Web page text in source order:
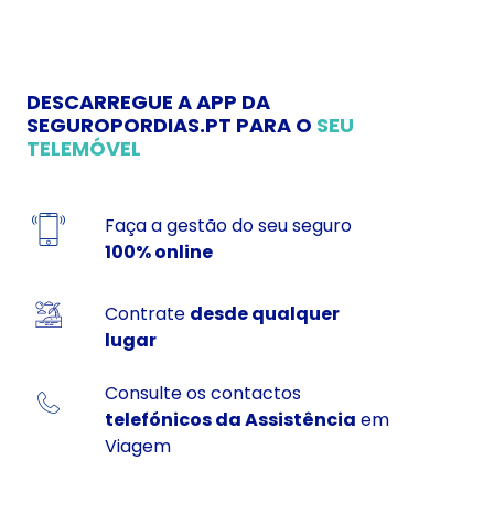
DESCARREGUE A APP DA
SEGUROPORDIAS.PT PARA O SEU
TELEMÓVEL
Faça a gestão do seu seguro
100% online
Contrate desde qualquer
lugar
Consulte os contactos
telefónicos da Assistência em
Viagem